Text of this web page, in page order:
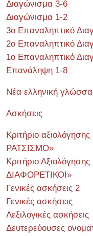
Διαγώνισμα 3-6
Διαγώνισμα 1-2
3ο Επαναληπτικό
2ο Επαναληπτικό
1ο Επαναληπτικό
Επανάληψη 1-8
Νέα ελληνική γλώσσα
Ασκήσεις
Κριτήριο
ΡΑΤΣΙΣΜΟ»
Κριτήριο
ΔΙΑΦΟΡΕΤΙΚΟΙ»
Γενικές ασκήσεις 2
Γενικές ασκήσεις
Λεξιλογικές ασκήσεις
Δευτερεύουσες